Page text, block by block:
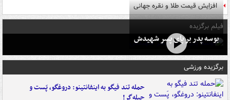
افزایش قیمت طلا و نقره جهانی
فیلم برگزیده
بوسه‌ پدر بر پای پسر شهیدش
برگزیده ورزشی
حمله تند فیگو به اینفانتینو: دروغگو، پَست‌ و
حیله‌گر!